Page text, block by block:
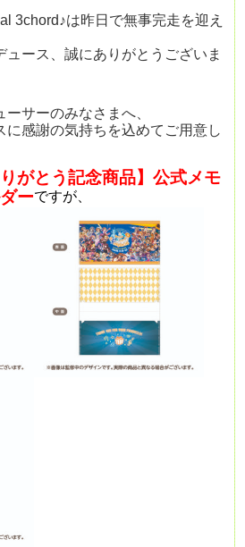
3chord♪は昨日で無事完走を迎え
ュース、誠にありがとうございま
サーのみなさまへ、
に感謝の気持ちを込めてご用意し
がとう記念商品】公式メモ
ーですが、